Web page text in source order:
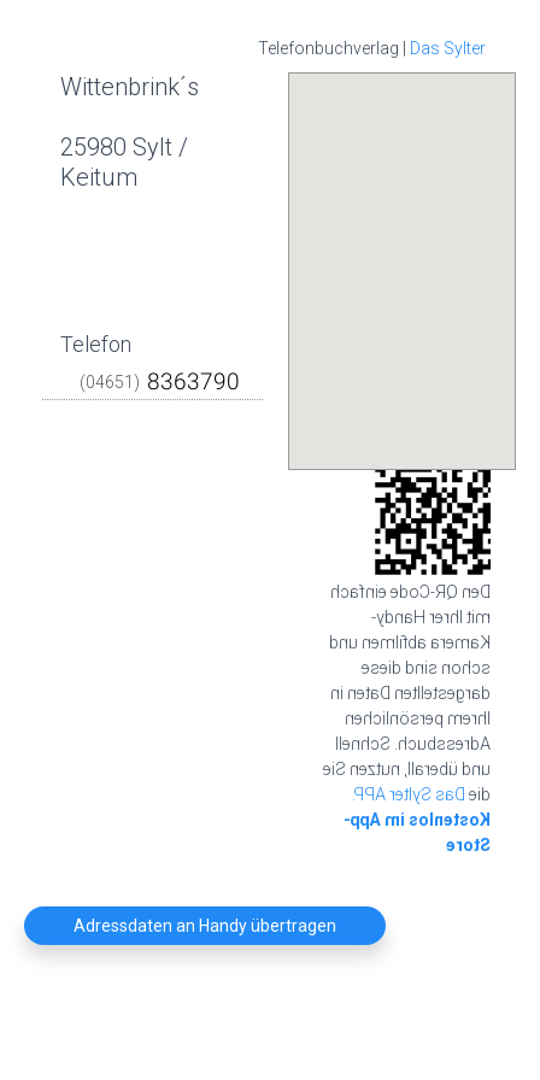
Telefonbuchverlag | Das Sylter
Wittenbrink´s
25980 Sylt /
Keitum
Telefon
(04651)
Den QR-Code einfach
mit Ihrer Handy-
Kamera abfilmen und
schon sind diese
dargestellten Daten in
Ihrem persönlichen
Adressbuch. Schnell
und überall, nutzen Sie
die
Das Sylter APP.
Kostenlos im App-
Store
Adressdaten an Handy übertragen